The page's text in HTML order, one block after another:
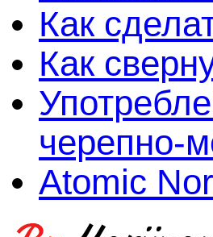
Как
Как
черепно-
Atomic